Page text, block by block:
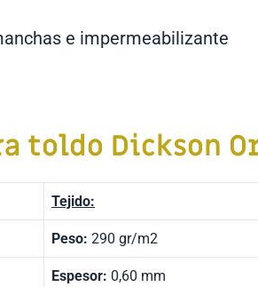
e impermeabilizante
toldo Dickson
Tejido:
Peso: 290 gr/m2
Espesor: 0,60 mm